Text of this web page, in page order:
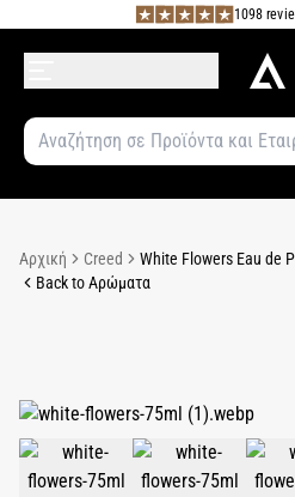
1098
Αρχική Creed
White Flowers Eau de
Back to Αρώματα